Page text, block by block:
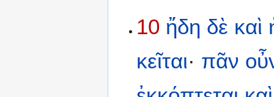
10 ἤδη δὲ καὶ
κεῖται· πᾶν